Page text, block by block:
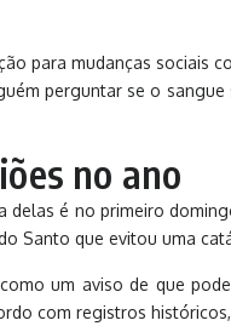
para mudanças sociais
perguntar se o
no ano
é no primeiro
Santo que evitou uma
um aviso de que
com registros